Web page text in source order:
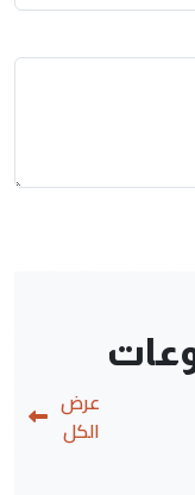
عرض
الكل